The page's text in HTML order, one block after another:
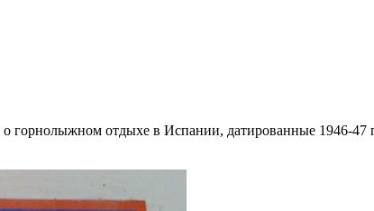
горнолыжном отдыхе в Испании, датированные 1946-47